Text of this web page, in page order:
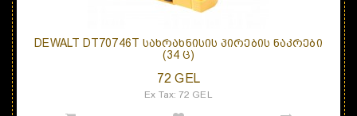
DEWALT DT70746T ᲡᲐᲮᲠᲐᲮᲜᲘᲡᲘᲡ ᲞᲘᲠᲔᲑᲘᲡ ᲜᲐᲙᲠᲔᲑᲘ
(34 Ც)
72 GEL
Ex Tax: 72 GEL